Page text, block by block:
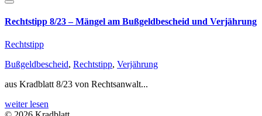
Rechtstipp 8/23 – Mängel am Bußgeldbescheid und Verjährung
Rechtstipp
Bußgeldbescheid, Rechtstipp, Verjährung
aus Kradblatt 8/23 von Rechtsanwalt...
weiter lesen